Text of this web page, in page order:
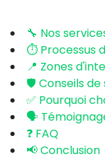
🔧 Nos
⏱️ Processus
📍 Zones
🛡️ Conseils
✅ Pourquoi
🗣️
❓ FAQ
📢 Conclusion